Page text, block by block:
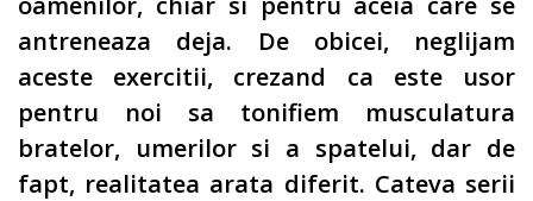
antreneaza deja. De obicei, neglijam
aceste exercitii, crezand ca este usor
pentru noi sa tonifiem musculatura
bratelor, umerilor si a spatelui, dar de
fapt, realitatea arata diferit. Cateva serii